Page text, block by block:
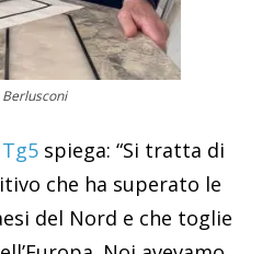
Tg5 spiega: “Si tratta di
che ha superato le
del Nord e che toglie